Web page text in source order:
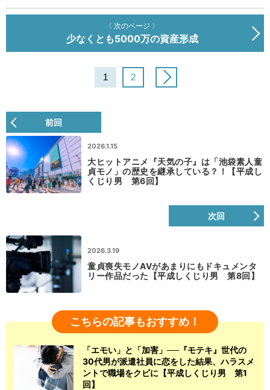
〈 次のページ 〉
少なくとも5000万の資産形成
1 2
前回
2026.1.15
大ヒットアニメ『天気の子』は「池袋素人童
貞モノ」の歴史を継承している？！【平成し
くじり男 第6回】
次回
2026.3.19
童貞喪失モノAVがあまりにもドキュメンタ
リー作品だった【平成しくじり男 第8回】
こちらの記事もおすすめ！
「エモい」と「加害」──『モテキ』世代の
30代男が派遣社員に恋をした結果、ハラスメ
ントで職場をクビに【平成しくじり男 第1
回】